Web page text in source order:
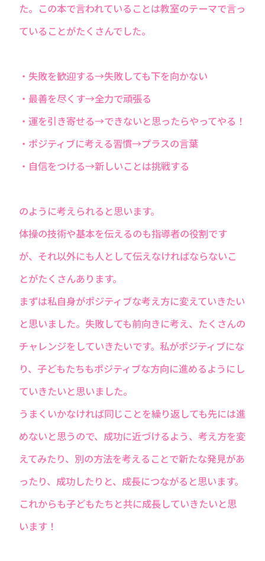
た。この本で言われていることは教室のテーマで言っ
ていることがたくさんでした。
・失敗を歓迎する→失敗しても下を向かない
・最善を尽くす→全力で頑張る
・運を引き寄せる→できないと思ったらやってやる！
・ポジティブに考える習慣→プラスの言葉
・自信をつける→新しいことは挑戦する
のように考えられると思います。
体操の技術や基本を伝えるのも指導者の役割です
が、それ以外にも人として伝えなければならないこ
とがたくさんあります。
まずは私自身がポジティブな考え方に変えていきたい
と思いました。失敗しても前向きに考え、たくさんの
チャレンジをしていきたいです。私がポジティブにな
り、子どもたちもポジティブな方向に進めるようにし
ていきたいと思いました。
うまくいかなければ同じことを繰り返しても先には進
めないと思うので、成功に近づけるよう、考え方を変
えてみたり、別の方法を考えることで新たな発見があ
ったり、成功したりと、成長につながると思います。
これからも子どもたちと共に成長していきたいと思
います！